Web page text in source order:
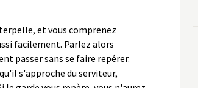
et vous comprenez
facilement. Parlez alors
passer sans se faire repérer.
s'approche du serviteur,